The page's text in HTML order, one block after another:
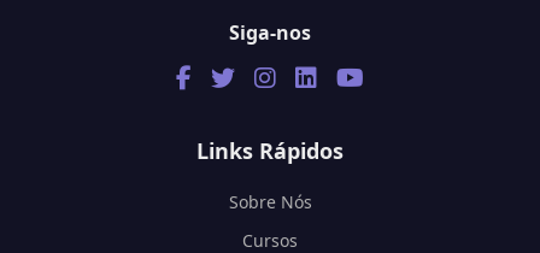
Siga-nos
Links Rápidos
Sobre Nós
Cursos